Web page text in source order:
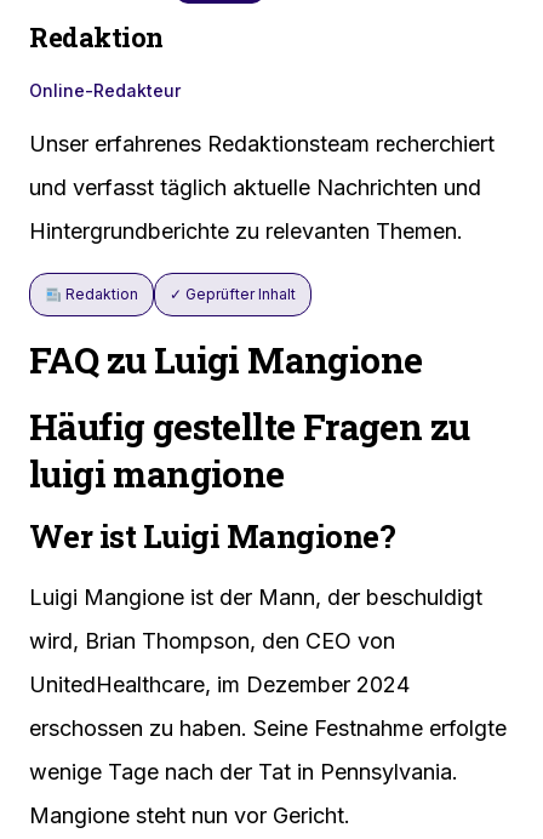
Redaktion
Online-Redakteur
Unser erfahrenes Redaktionsteam recherchiert
und verfasst täglich aktuelle Nachrichten und
Hintergrundberichte zu relevanten Themen.
Redaktion ✓ Geprüfter Inhalt
FAQ zu Luigi Mangione
Häufig gestellte Fragen zu
luigi mangione
Wer ist Luigi Mangione?
Luigi Mangione ist der Mann, der beschuldigt
wird, Brian Thompson, den CEO von
UnitedHealthcare, im Dezember 2024
erschossen zu haben. Seine Festnahme erfolgte
wenige Tage nach der Tat in Pennsylvania.
Mangione steht nun vor Gericht.